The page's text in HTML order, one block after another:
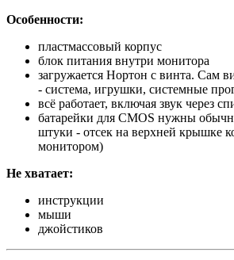
Особенности:
пластмассовый корпус
блок питания внутри монитора
загружается Нортон с винта. Сам
- система, игрушки, системные
всё работает, включая звук через
батарейки для CMOS нужны
штуки - отсек на верхней крышке
монитором)
Не хватает:
инструкции
мыши
джойстиков